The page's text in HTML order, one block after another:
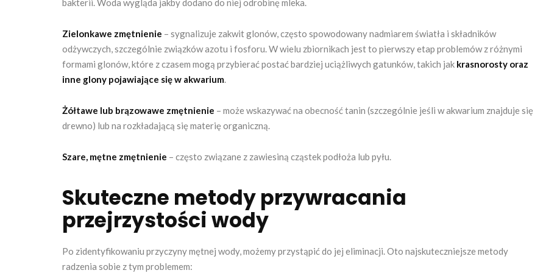
bakterii. Woda wygląda jakby dodano do niej odrobinę mleka.
Zielonkawe zmętnienie – sygnalizuje zakwit glonów, często spowodowany nadmiarem światła i składników
odżywczych, szczególnie związków azotu i fosforu. W wielu zbiornikach jest to pierwszy etap problemów z różnymi
formami glonów, które z czasem mogą przybierać postać bardziej uciążliwych gatunków, takich jak krasnorosty oraz
inne glony pojawiające się w akwarium.
Żółtawe lub brązowawe zmętnienie – może wskazywać na obecność tanin (szczególnie jeśli w akwarium znajduje się
drewno) lub na rozkładającą się materię organiczną.
Szare, mętne zmętnienie – często związane z zawiesiną cząstek podłoża lub pyłu.
Skuteczne metody przywracania
przejrzystości wody
Po zidentyfikowaniu przyczyny mętnej wody, możemy przystąpić do jej eliminacji. Oto najskuteczniejsze metody
radzenia sobie z tym problemem: